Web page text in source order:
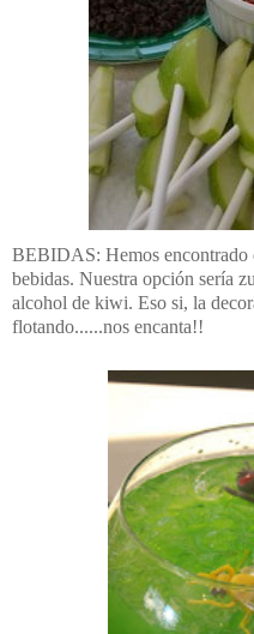
BEBIDAS: Hemos encontrado
bebidas. Nuestra opción sería
alcohol de kiwi. Eso si, la
flotando......nos encanta!!